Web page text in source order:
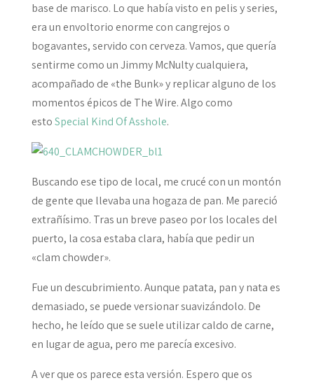
base de marisco. Lo que había visto en pelis y series,
era un envoltorio enorme con cangrejos o
bogavantes, servido con cerveza. Vamos, que quería
sentirme como un Jimmy McNulty cualquiera,
acompañado de «the Bunk» y replicar alguno de los
momentos épicos de The Wire. Algo como
estoSpecial Kind Of Asshole.
Buscando ese tipo de local, me crucé con un montón
de gente que llevaba una hogaza de pan. Me pareció
extrañísimo. Tras un breve paseo por los locales del
puerto, la cosa estaba clara, había que pedir un
«clam chowder».
Fue un descubrimiento. Aunque patata, pan y nata es
demasiado, se puede versionar suavizándolo. De
hecho, he leído que se suele utilizar caldo de carne,
en lugar de agua, pero me parecía excesivo.
A ver que os parece esta versión. Espero que os